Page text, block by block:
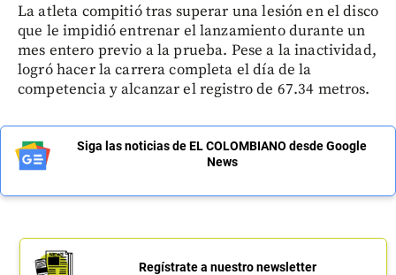
La atleta compitió tras superar una lesión en el disco
que le impidió entrenar el lanzamiento durante un
mes entero previo a la prueba. Pese a la inactividad,
logró hacer la carrera completa el día de la
competencia y alcanzar el registro de 67.34 metros.
Siga las noticias de EL COLOMBIANO desde Google
News
Regístrate a nuestro newsletter